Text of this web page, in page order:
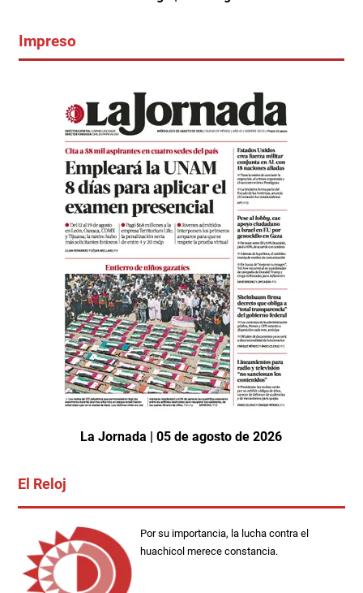
Impreso
La Jornada | 05 de agosto de 2026
El Reloj
Por su importancia, la lucha contra el
huachicol merece constancia.